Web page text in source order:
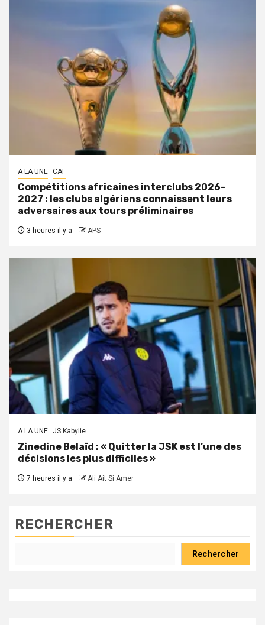
A LA UNE CAF
Compétitions africaines interclubs 2026-
2027 : les clubs algériens connaissent leurs
adversaires aux tours préliminaires
3 heures il y a APS
A LA UNE JS Kabylie
Zinedine Belaïd : « Quitter la JSK est l’une des
décisions les plus difficiles »
7 heures il y a Ali Ait Si Amer
RECHERCHER
Rechercher